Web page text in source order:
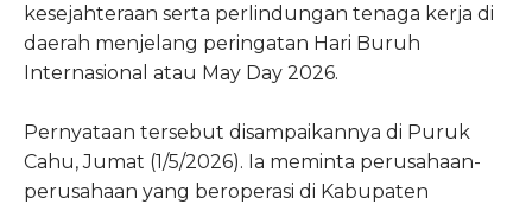
kesejahteraan serta perlindungan tenaga kerja di
daerah menjelang peringatan Hari Buruh
Internasional atau May Day 2026.
Pernyataan tersebut disampaikannya di Puruk
Cahu, Jumat (1/5/2026). Ia meminta perusahaan-
perusahaan yang beroperasi di Kabupaten